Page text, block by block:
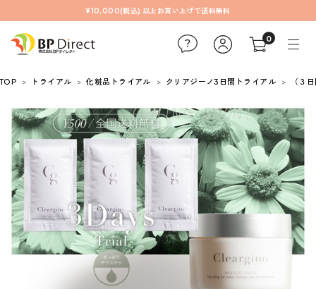
¥10,000(税込) 以上お買い上げで送料無料
0
TOP トライアル 化粧品トライアル クリアジーノ3日間トライアル （３